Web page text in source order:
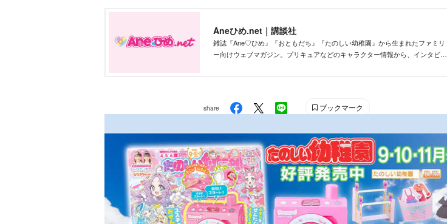
Aneひめ.net｜講談社
雑誌『Ane♡ひめ』『おともだち』『たのしい幼稚園』から生まれたファミリ
ー向けウェブマガジン。プリキュアなどのキャラクター情報から、インタビュ
share ブックマーク